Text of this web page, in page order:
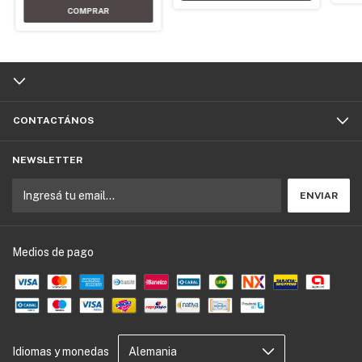
CONTACTÁNOS
NEWSLETTER
Medios de pago
Idiomas y monedas